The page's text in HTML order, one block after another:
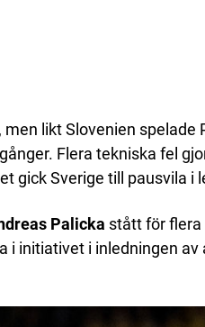
likt Slovenien spelade
Flera tekniska fel
gick Sverige till pausvila i
Palicka stått för flera
i initiativet i inledningen